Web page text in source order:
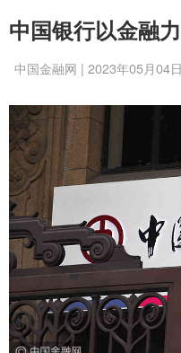
中国银行以金融
中国金融网 | 2023年05月04